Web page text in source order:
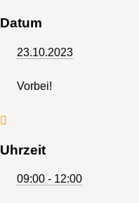
Datum
23.10.2023
Vorbei!
Uhrzeit
09:00 - 12:00